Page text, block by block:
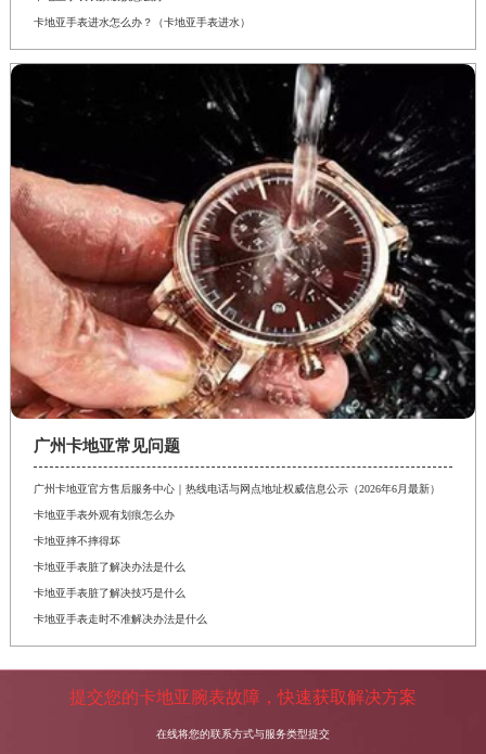
卡地亚手表进水怎么办？（卡地亚手表进水）
广州卡地亚常见问题
广州卡地亚官方售后服务中心｜热线电话与网点地址权威信息公示（2026年6月最新）
卡地亚手表外观有划痕怎么办
卡地亚摔不摔得坏
卡地亚手表脏了解决办法是什么
卡地亚手表脏了解决技巧是什么
卡地亚手表走时不准解决办法是什么
提交您的卡地亚腕表故障，快速获取解决方案
在线将您的联系方式与服务类型提交